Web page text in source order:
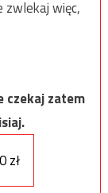
zwlekaj więc,
czekaj zatem
zł